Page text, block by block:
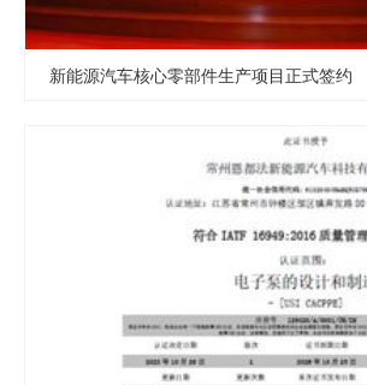
新能源汽车核心零部件生产项目正式签约